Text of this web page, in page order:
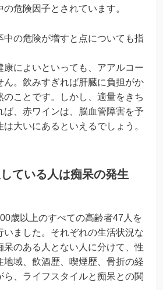
危険因子とされています。
中の危険が増すと点についても指
康によいといっても、アアルコー
ん。飲みすぎれば肝臓に負担がか
のことです。しかし、適量をきち
ば、赤ワインは、脳血管障害を予
大いにあるといえるでしょう。
ている人は痴呆の発生
歳以上のすべての高齢者47人を
いました。それぞれの生活状況な
呆のある人とない人に分けて、性
地域、飲酒歴、喫煙歴、骨折の経
ら、ライフスタイルと痴呆との関